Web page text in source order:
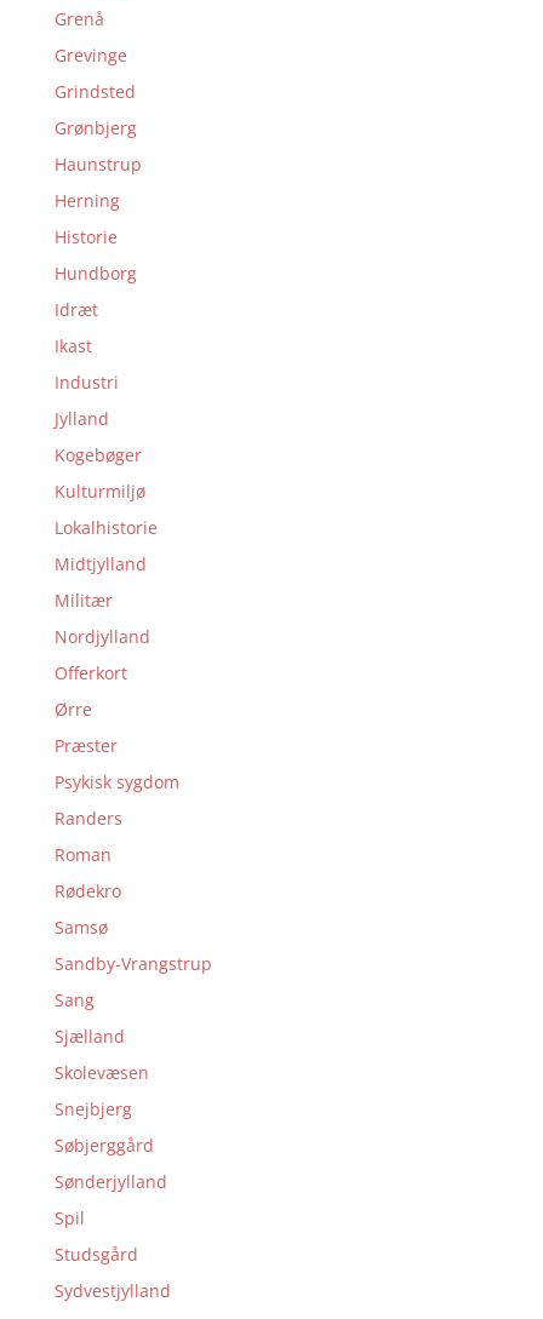
Grenå
Grevinge
Grindsted
Grønbjerg
Haunstrup
Herning
Historie
Hundborg
Idræt
Ikast
Industri
Jylland
Kogebøger
Kulturmiljø
Lokalhistorie
Midtjylland
Militær
Nordjylland
Offerkort
Ørre
Præster
Psykisk sygdom
Randers
Roman
Rødekro
Samsø
Sandby-Vrangstrup
Sang
Sjælland
Skolevæsen
Snejbjerg
Søbjerggård
Sønderjylland
Spil
Studsgård
Sydvestjylland